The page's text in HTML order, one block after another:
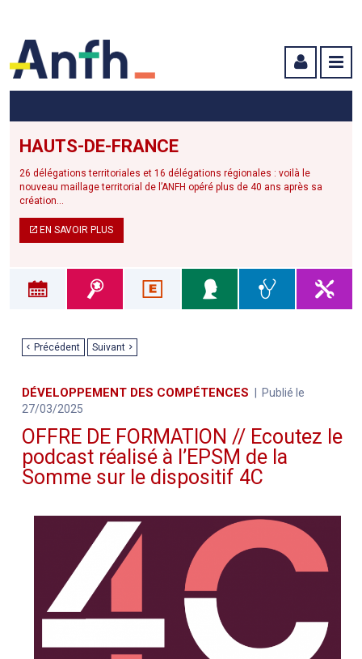
HAUTS-DE-FRANCE
26 délégations territoriales et 16 délégations régionales : voilà le
nouveau maillage territorial de l’ANFH opéré plus de 40 ans après sa
création...
EN SAVOIR PLUS
Précédent Suivant
DÉVELOPPEMENT DES COMPÉTENCES
Publié le
27/03/2025
OFFRE DE FORMATION // Ecoutez le
podcast réalisé à l’EPSM de la
Somme sur le dispositif 4C